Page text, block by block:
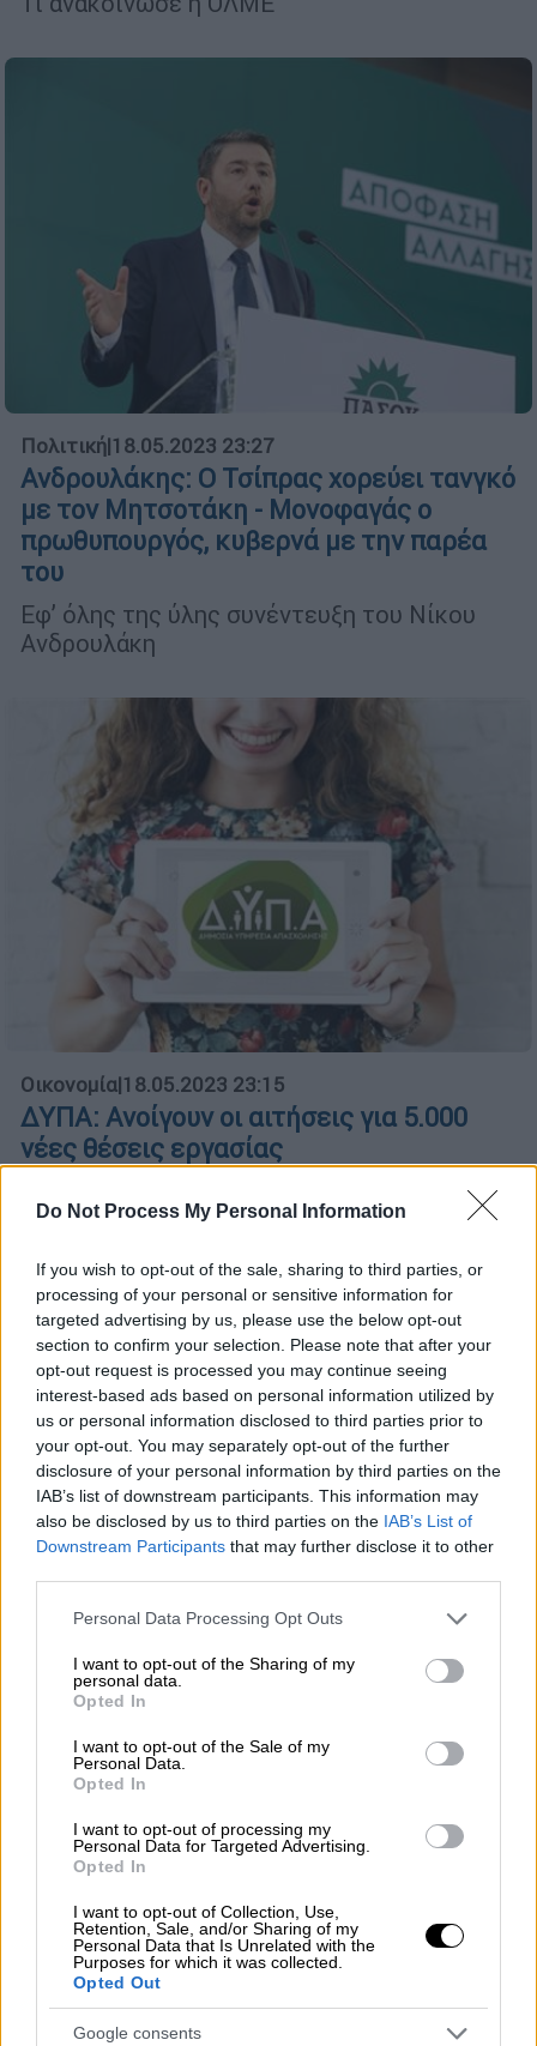
Do Not Process My Personal Information
If you wish to opt-out of the sale, sharing to third parties, or
processing of your personal or sensitive information for
targeted advertising by us, please use the below opt-out
section to confirm your selection. Please note that after your
opt-out request is processed you may continue seeing
interest-based ads based on personal information utilized by
us or personal information disclosed to third parties prior to
your opt-out. You may separately opt-out of the further
disclosure of your personal information by third parties on the
IAB’s list of downstream participants. This information may
also be disclosed by us to third parties on the IAB’s List of
Downstream Participants that may further disclose it to other
Please note that this website/app uses one or more Google
not limited to your visit or usage behaviour. You may click to
grant or deny consent to Google and its third-party tags to
use your data for below specified purposes in below Google
consent section.
Personal Data Processing Opt Outs
I want to opt-out of the Sharing of my
personal data.
Opted In
I want to opt-out of the Sale of my
Personal Data.
Opted In
I want to opt-out of processing my
Personal Data for Targeted Advertising.
Opted In
I want to opt-out of Collection, Use,
Retention, Sale, and/or Sharing of my
Personal Data that Is Unrelated with the
Purposes for which it was collected.
Opted Out
Google consents
Πολιτική|18.05.2023 23:27
Ανδρουλάκης: Ο Τσίπρας χορεύει τανγκό
με τον Μητσοτάκη - Μονοφαγάς ο
πρωθυπουργός, κυβερνά με την παρέα
του
Εφ’ όλης της ύλης συνέντευξη του Νίκου
Ανδρουλάκη
Οικονομία|18.05.2023 23:15
ΔΥΠΑ: Ανοίγουν οι αιτήσεις για 5.000
νέες θέσεις εργασίας
Η προθεσμία υποβολής των αιτήσεων λήγει
με την κάλυψη των επιπλέον 5.000 θέσεων
Πολιτική|18.05.2023 23:11
Σκληρό μπρα ντε φερ Μητσοτάκη
Σφοδρά πυρά για την τραγωδία στα
Τέμπη
Με κεντρικό θέμα τον Γιώργο Κατρούγκαλο
ο Αλέξης Τσίπρας και ο Κυριάκος
προεκλογικές του ομιλίες